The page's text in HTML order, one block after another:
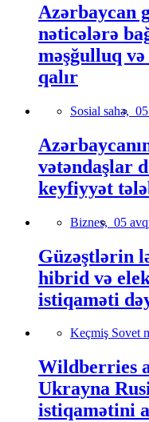
Azərbaycan
nəticələrə
məşğulluq
qalır
Sosial sahə,
vətəndaşlar
keyfiyyət
Biznes, 05
Güzəştlərin
hibrid və
istiqaməti
Keçmiş Sovet
Wildberries
Ukrayna
istiqamətini